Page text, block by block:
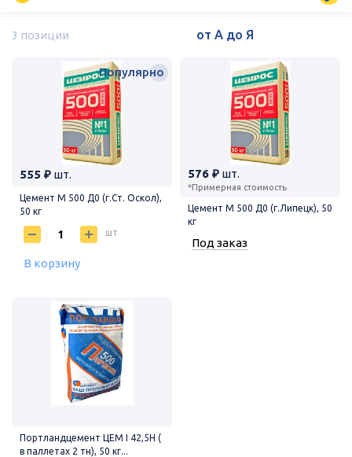
3 позиции
555 ₽ шт.
Цемент М 500 Д0 (г.Ст. Оскол),
50 кг
Популярно
шт
В корзину
576 ₽ шт.
*Примерная стоимость
Цемент М 500 Д0 (г.Липецк), 50
кг
Под заказ
Портландцемент ЦЕМ I 42,5Н (
в паллетах 2 тн), 50 кг...